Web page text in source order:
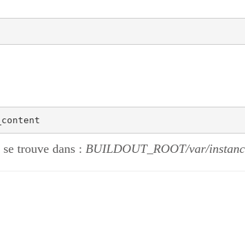
trouve dans : BUILDOUT_ROOT/var/